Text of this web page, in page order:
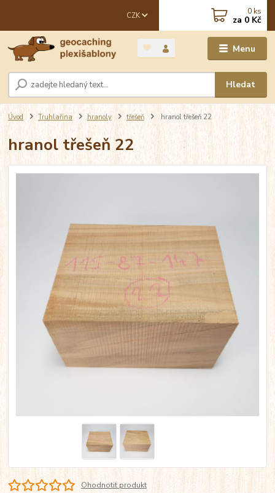
Menu
CZK
Hledat
0 ks
za 0 Kč
Úvod Truhlařina hranoly třešeň hranol třešeň 22
hranol třešeň 22
Ohodnotit produkt